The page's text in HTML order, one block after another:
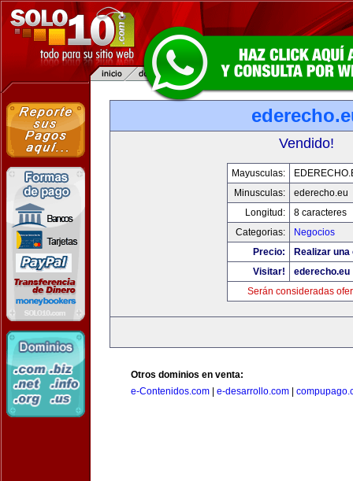
Vendido!
Mayusculas:
Minusculas:
ederecho.eu
Longitud:
8 caracteres
Categorias:
Negocios
Precio:
Realizar
Visitar!
ederecho.eu
Serán consideradas
Otros dominios en venta:
e-Contenidos.com
e-desarrollo.com